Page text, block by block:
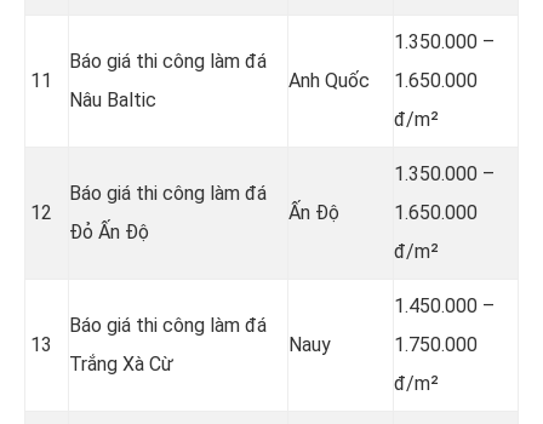
11
Báo giá thi công làm đá
Nâu Baltic
Anh Quốc
1.350.000 –
1.650.000
đ/m²
12
Báo giá thi công làm đá
Đỏ Ấn Độ
Ấn Độ
1.350.000 –
1.650.000
đ/m²
13
Báo giá thi công làm đá
Trắng Xà Cừ
Nauy
1.450.000 –
1.750.000
đ/m²